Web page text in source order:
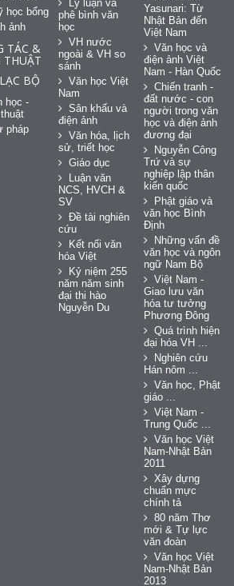
học bổng
ảnh
TÁC &
THUẬT
BỘ
học -
pháp
Lý luận và
phê bình văn
học
VH nước
ngoài & VH so
sánh
Văn học Việt
Nam
Sân khấu và
điện ảnh
Văn hóa, lịch
sử, triết học
Giáo dục
Luận văn
NCS, HVCH &
SV
Đề tài nghiên
cứu
Kết nối văn
hóa Việt
Kỷ niệm 255
năm năm sinh
đại thi hào
Nguyễn Du
Yasunari: Từ
Nhật Bản đến
Việt Nam
Văn học và
điện ảnh Việt
Nam - Hàn Quốc
Chiến tranh -
đất nước - con
người trong văn
học và điện ảnh
đương đại
Nguyễn Công
Trứ và sự
nghiệp lập thân
kiến quốc
Phật giáo và
văn học Bình
Định
Những vấn đề
văn học và ngôn
ngữ Nam Bộ
Việt Nam -
Giao lưu văn
hóa tư tưởng
Phương Đông
Quá trình hiện
đại hóa VH ...
Nghiên cứu
Hán nôm ...
Văn học, Phật
giáo ...
Việt Nam -
Trung Quốc ...
Văn học Việt
Nam-Nhật Bản
2011
Xây dựng
chuẩn mực
chính tả
80 năm Thơ
mới & Tự lực
văn đoàn
Văn học Việt
Nam-Nhật Bản
2013